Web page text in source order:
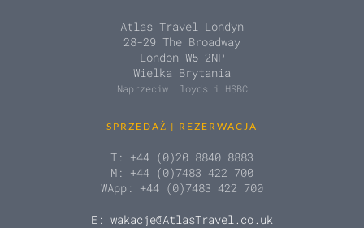
Atlas Travel Londyn
28-29 The Broadway
London W5 2NP
Wielka Brytania
Naprzeciw Lloyds i HSBC
SPRZEDAŻ | REZERWACJA
T: +44 (0)20 8840 8883
M: +44 (0)7483 422 700
WApp: +44 (0)7483 422 700
E: wakacje@AtlasTravel.co.uk